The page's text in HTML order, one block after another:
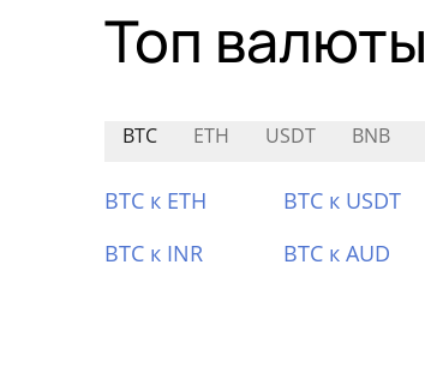
Топ валюты
BTC ETH USDT BNB
BTC к ETH BTC к USDT
BTC к INR
BTC к AUD